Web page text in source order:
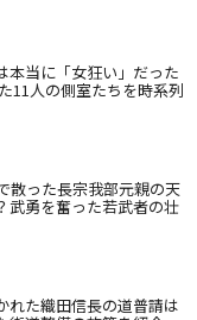
本当に「女狂い」だった
11人の側室たちを時系列
散った長宗我部元親の天
武勇を奮った若武者の壮
れた織田信長の道普請は